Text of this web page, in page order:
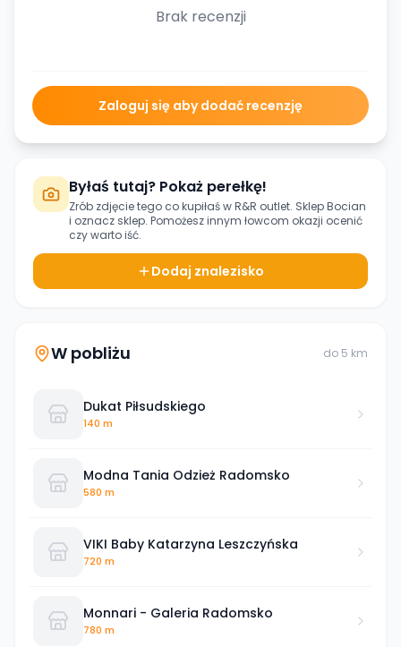
Brak recenzji
Zaloguj się aby dodać recenzję
Byłaś tutaj? Pokaż perełkę!
Zrób zdjęcie tego co kupiłaś wR&R outlet. Sklep Bocian
i oznacz sklep. Pomożesz innym łowcom okazji ocenić
czy warto iść.
Dodaj znalezisko
W pobliżu do 5 km
Dukat Piłsudskiego
140 m
Modna Tania Odzież Radomsko
580 m
VIKI Baby Katarzyna Leszczyńska
720 m
Monnari - Galeria Radomsko
780 m